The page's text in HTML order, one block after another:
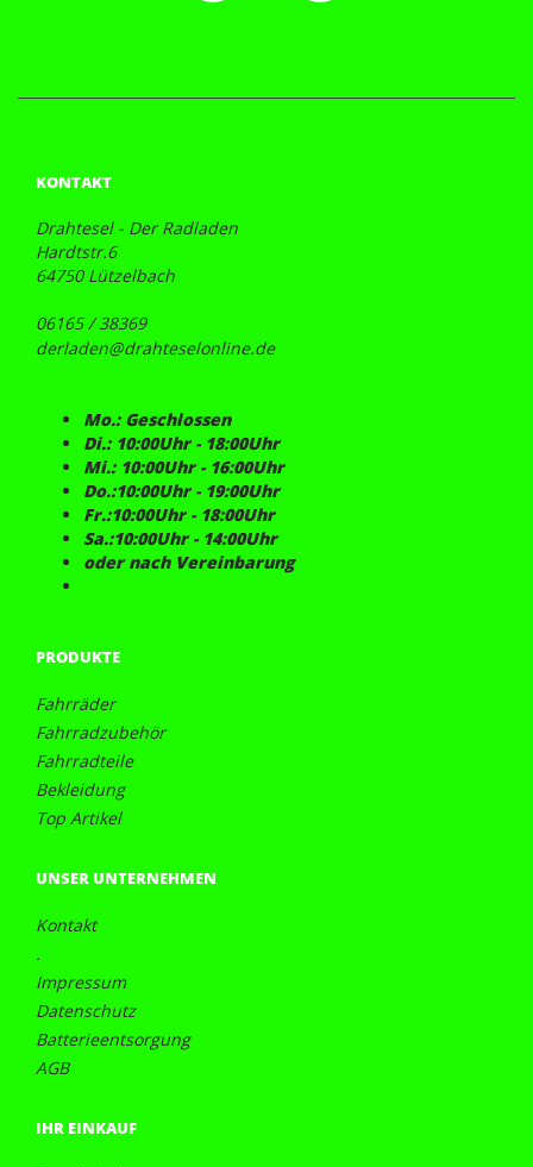
KONTAKT
Drahtesel - Der Radladen
Hardtstr.6
64750 Lützelbach
06165 / 38369
derladen@drahteselonline.de
Mo.: Geschlossen
Di.: 10:00Uhr - 18:00Uhr
Mi.: 10:00Uhr - 16:00Uhr
Do.:10:00Uhr - 19:00Uhr
Fr.:10:00Uhr - 18:00Uhr
Sa.:10:00Uhr - 14:00Uhr
oder nach Vereinbarung
PRODUKTE
Fahrräder
Fahrradzubehör
Fahrradteile
Bekleidung
Top Artikel
UNSER UNTERNEHMEN
Kontakt
.
Impressum
Datenschutz
Batterieentsorgung
AGB
IHR EINKAUF